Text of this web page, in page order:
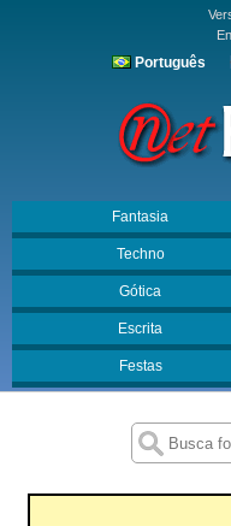
Português
Fantasia
Techno
Gótica
Escrita
Festas